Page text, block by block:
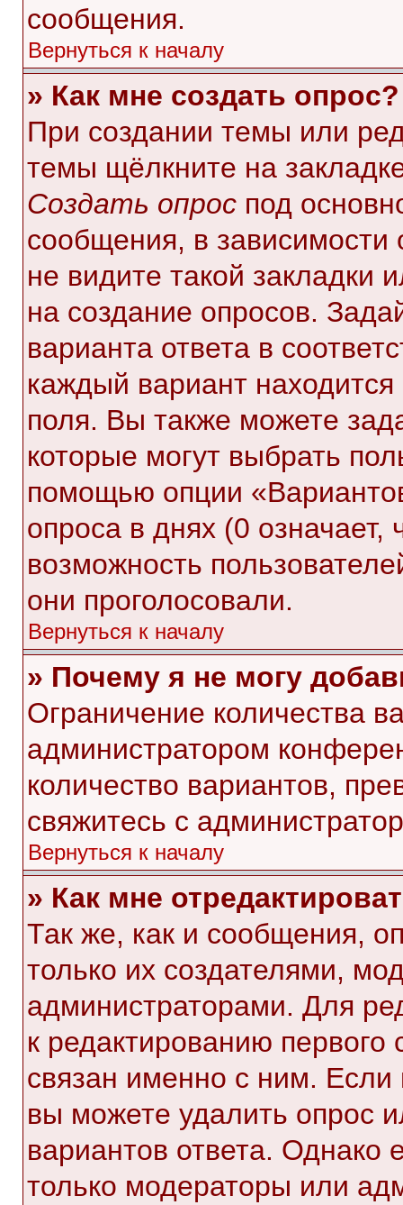
сообщения.
Вернуться к началу
» Как мне создать опрос?
При создании темы или
темы щёлкните на
Создать опрос под
сообщения, в зависимости
не видите такой
на создание опросов.
варианта ответа в
каждый вариант находится
поля. Вы также можете
которые могут выбрать
помощью опции
опроса в днях (0
возможность
они проголосовали.
Вернуться к началу
» Почему я не могу
Ограничение количества
администратором
количество вариантов,
свяжитесь с
Вернуться к началу
» Как мне
Так же, как и сообщения,
только их создателями,
администраторами. Для
к редактированию
связан именно с ним. Если
вы можете удалить опрос
вариантов ответа. Однако
только модераторы или